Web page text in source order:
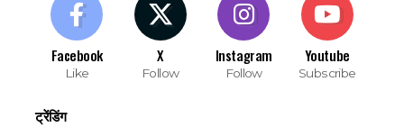
Facebook
Like
X
Follow
Instagram
Follow
Youtube
Subscribe
ट्रेंडिंग